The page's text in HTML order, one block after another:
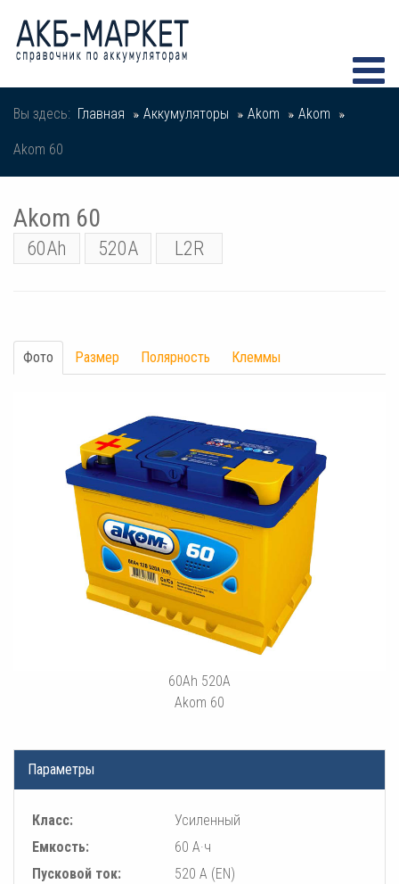
Вы здесь: Главная Аккумуляторы Akom Akom
Akom 60
Akom 60
60Ah 520A L2R
Фото Размер Полярность Клеммы
60Ah 520A
Akom 60
Параметры
Класс:
Усиленный
Емкость:
60 А·ч
Пусковой ток:
520 А (EN)